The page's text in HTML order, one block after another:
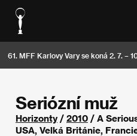
61. MFF Karlovy Vary se koná 2. 7. –
Seriózní muž
Horizonty/ 2010 / A
USA, Velká Británie,